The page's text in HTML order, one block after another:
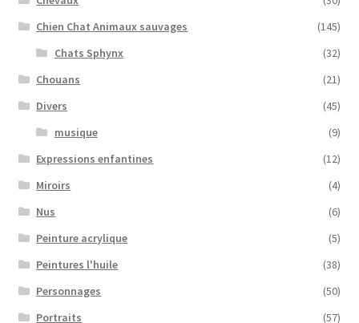
Chien Chat Animaux sauvages
(145)
Chats Sphynx
(32)
Chouans
(21)
Divers
(45)
musique
(9)
Expressions enfantines
(12)
Miroirs
(4)
Nus
(6)
Peinture acrylique
(5)
Peintures l'huile
(38)
Personnages
(50)
Portraits
(57)